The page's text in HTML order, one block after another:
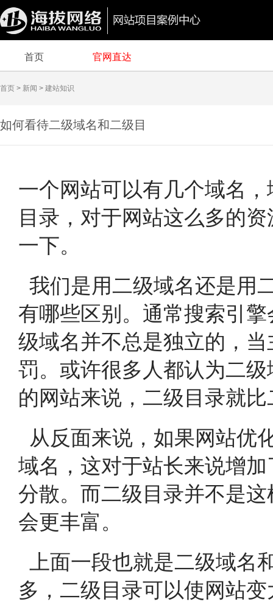
首页 官网直达
首页 > 新闻 > 建站知识
如何看待二级域名和二级目
一个网站可以有几个域名
目录，对于网站这么多的
一下。
我们是用二级域名还是用
有哪些区别。通常搜索引
级域名并不总是独立的，
罚。或许很多人都认为二
的网站来说，二级目录就
从反面来说，如果网站优
域名，这对于站长来说增
分散。而二级目录并不是
会更丰富。
上面一段也就是二级域名
多，二级目录可以使网站